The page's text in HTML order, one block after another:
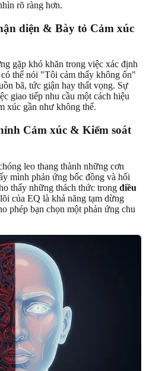
rõ ràng hơn.
diện & Bày tỏ Cảm xúc
gặp khó khăn trong việc xác định
thể nói "Tôi cảm thấy không ổn"
bã, tức giận hay thất vọng. Sự
giao tiếp nhu cầu một cách hiệu
xúc gần như không thể.
Cảm xúc & Kiểm soát
leo thang thành những cơn
mình phản ứng bốc đồng và hối
thấy những thách thức trong điều
của EQ là khả năng tạm dừng
phép bạn chọn một phản ứng chu